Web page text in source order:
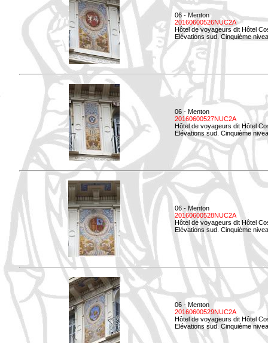
06 - Menton
20160600526NUC2A
Hôtel de voyageurs dit Hôtel
Elévations sud. Cinquième
06 - Menton
20160600527NUC2A
Hôtel de voyageurs dit Hôtel
Elévations sud. Cinquième
06 - Menton
20160600528NUC2A
Hôtel de voyageurs dit Hôtel
Elévations sud. Cinquième
06 - Menton
20160600529NUC2A
Hôtel de voyageurs dit Hôtel
Elévations sud. Cinquième